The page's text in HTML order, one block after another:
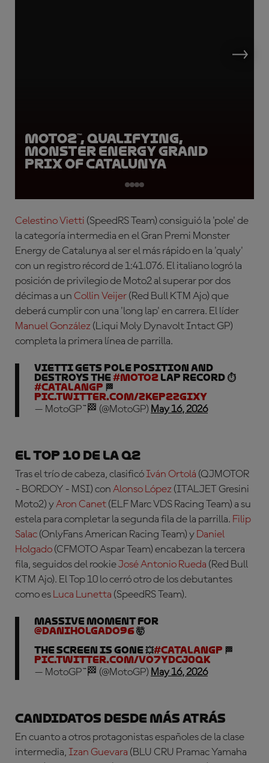
Moto2™, Qualifying,
Monster Energy Grand
Prix of Catalunya
Celestino Vietti (SpeedRS Team) consiguió la 'pole' de
la categoría intermedia en el Gran Premi Monster
Energy de Catalunya al ser el más rápido en la 'qualy'
con un registro récord de 1:41.076. El italiano logró la
posición de privilegio de Moto2 al superar por dos
décimas a un Collin Veijer (Red Bull KTM Ajo) que
deberá cumplir con una 'long lap' en carrera. El líder
Manuel González (Liqui Moly Dynavolt Intact GP)
completa la primera línea de parrilla.
Vietti gets POLE POSITION and
destroys the#Moto2 lap record ⏱️
#CatalanGP 🏁
pic.twitter.com/zkEp2zgIxy
— MotoGP™🏁 (@MotoGP) May 16, 2026
El Top 10 de la Q2
Tras el trío de cabeza, clasificóIván Ortolá (QJMOTOR
- BORDOY - MSI) con Alonso López (ITALJET Gresini
Moto2) yAron Canet (ELF Marc VDS Racing Team) a su
estela para completar la segunda fila de la parrilla. Filip
Salac (OnlyFans American Racing Team) y Daniel
Holgado (CFMOTO Aspar Team) encabezan la tercera
fila, seguidos del rookieJosé Antonio Rueda (Red Bull
KTM Ajo). El Top 10 lo cerró otro de los debutantes
como es Luca Lunetta (SpeedRS Team).
MASSIVE moment for
@daniholgado96🤯
The screen is GONE 💥#CatalanGP 🏁
pic.twitter.com/VO7YdCj0qK
— MotoGP™🏁 (@MotoGP) May 16, 2026
Candidatos desde más atrás
En cuanto a otros protagonistas españoles de la clase
intermedia, Izan Guevara (BLU CRU Pramac Yamaha